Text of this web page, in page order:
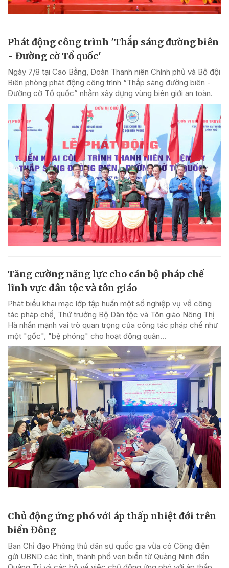
Phát động công trình 'Thắp sáng đường biên
- Đường cờ Tổ quốc'
Ngày 7/8 tại Cao Bằng, Đoàn Thanh niên Chính phủ và Bộ đội
Biên phòng phát động công trình “Thắp sáng đường biên -
Đường cờ Tổ quốc” nhằm xây dựng vùng biên giới an toàn.
Tăng cường năng lực cho cán bộ pháp chế
lĩnh vực dân tộc và tôn giáo
Phát biểu khai mạc lớp tập huấn một số nghiệp vụ về công
tác pháp chế, Thứ trưởng Bộ Dân tộc và Tôn giáo Nông Thị
Hà nhấn mạnh vai trò quan trọng của công tác pháp chế như
một "gốc", "bệ phóng" cho hoạt động quản...
Chủ động ứng phó với áp thấp nhiệt đới trên
biển Đông
Ban Chỉ đạo Phòng thủ dân sự quốc gia vừa có Công điện
gửi UBND các tỉnh, thành phố ven biển từ Quảng Ninh đến